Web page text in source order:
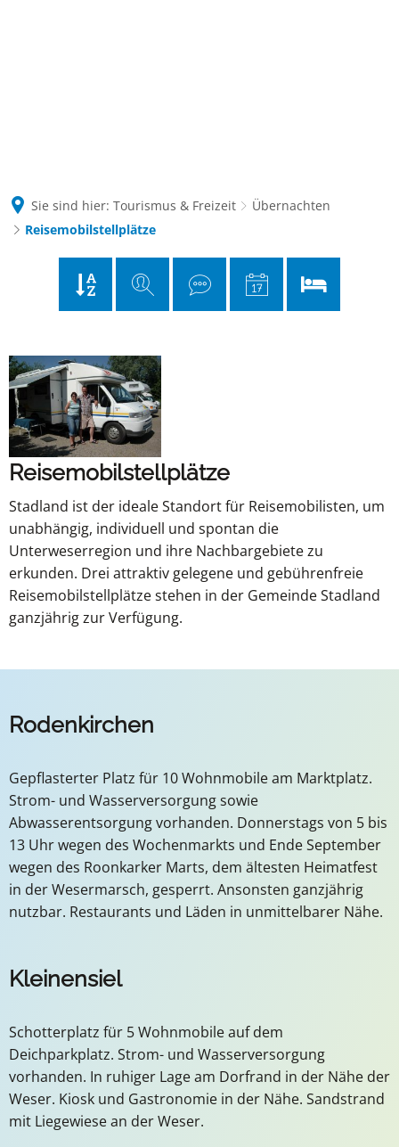
Sie sind hier: Tourismus & Freizeit
Übernachten
Reisemobilstellplätze
Reisemobilstellplätze
Reisemobilstellplätze
Stadland ist der ideale Standort für Reisemobilisten, um
unabhängig, individuell und spontan die
Unterweserregion und ihre Nachbargebiete zu
erkunden. Drei attraktiv gelegene und gebührenfreie
Reisemobilstellplätze stehen in der Gemeinde Stadland
ganzjährig zur Verfügung.
Rodenkirchen
Gepflasterter Platz für 10 Wohnmobile am Marktplatz.
Strom- und Wasserversorgung sowie
Abwasserentsorgung vorhanden. Donnerstags von 5 bis
13 Uhr wegen des Wochenmarkts und Ende September
wegen des Roonkarker Marts, dem ältesten Heimatfest
in der Wesermarsch, gesperrt. Ansonsten ganzjährig
nutzbar. Restaurants und Läden in unmittelbarer Nähe.
Kleinensiel
Schotterplatz für 5 Wohnmobile auf dem
Deichparkplatz. Strom- und Wasserversorgung
vorhanden. In ruhiger Lage am Dorfrand in der Nähe der
Weser. Kiosk und Gastronomie in der Nähe. Sandstrand
mit Liegewiese an der Weser.